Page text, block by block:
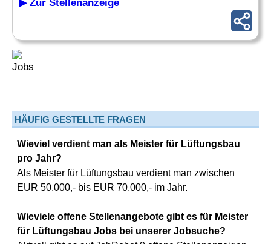
▶ Zur Stellenanzeige
HÄUFIG GESTELLTE FRAGEN
Wieviel verdient man als Meister für Lüftungsbau
pro Jahr?
Als Meister für Lüftungsbau verdient man zwischen
EUR 50.000,- bis EUR 70.000,- im Jahr.
Wieviele offene Stellenangebote gibt es für Meister
für Lüftungsbau Jobs bei unserer Jobsuche?